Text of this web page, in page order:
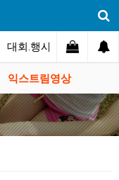
대회.행사 쇼핑몰
익스트림영상